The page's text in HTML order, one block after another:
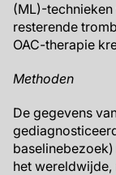
(ML)-
resterende
OAC-therapie
Methoden
De gegevens
het wereldwijde,